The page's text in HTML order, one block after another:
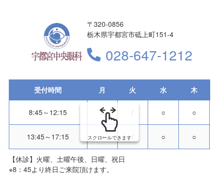
〒320-0856
栃木県宇都宮市砥上町151-4
028-647-1212
受付時間 月 火 水 木
8:45～12:15 ○ / ○ ○
13:45～17:15 ○ / ○ ○
スクロールできます
【休診】火曜、土曜午後、日曜、祝日
※8：45より終日ご来院頂けます。